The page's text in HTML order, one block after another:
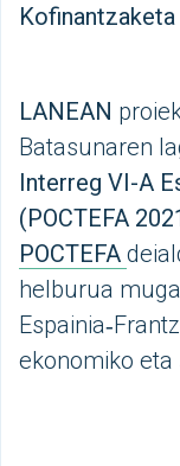
LANEAN
Batasunaren
Interreg VI-A
(POCTEFA
POCTEFA
helburua
ekonomiko eta